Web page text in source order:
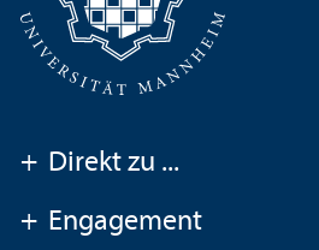
+ Direkt zu ...
+ Engagement